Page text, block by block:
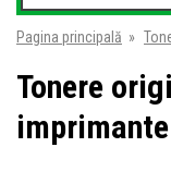
Pagina principală »
Tonere